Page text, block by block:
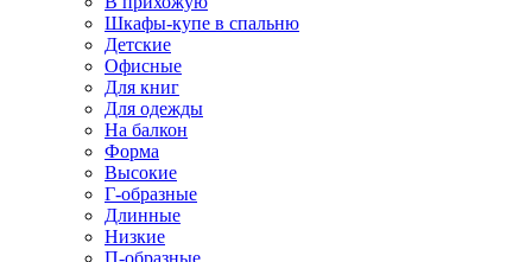
Шкафы-купе в спальню
Детские
Офисные
Для книг
Для одежды
На балкон
Форма
Высокие
Г-образные
Длинные
Низкие
П-образные